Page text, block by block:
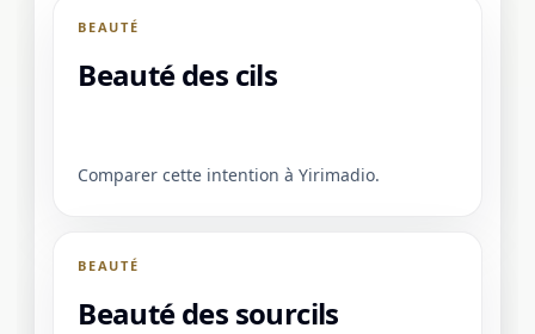
BEAUTÉ
Beauté des cils
Comparer cette intention à Yirimadio.
BEAUTÉ
Beauté des sourcils